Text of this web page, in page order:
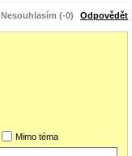
Nesouhlasím (-0) Odpovědět
Mimo téma